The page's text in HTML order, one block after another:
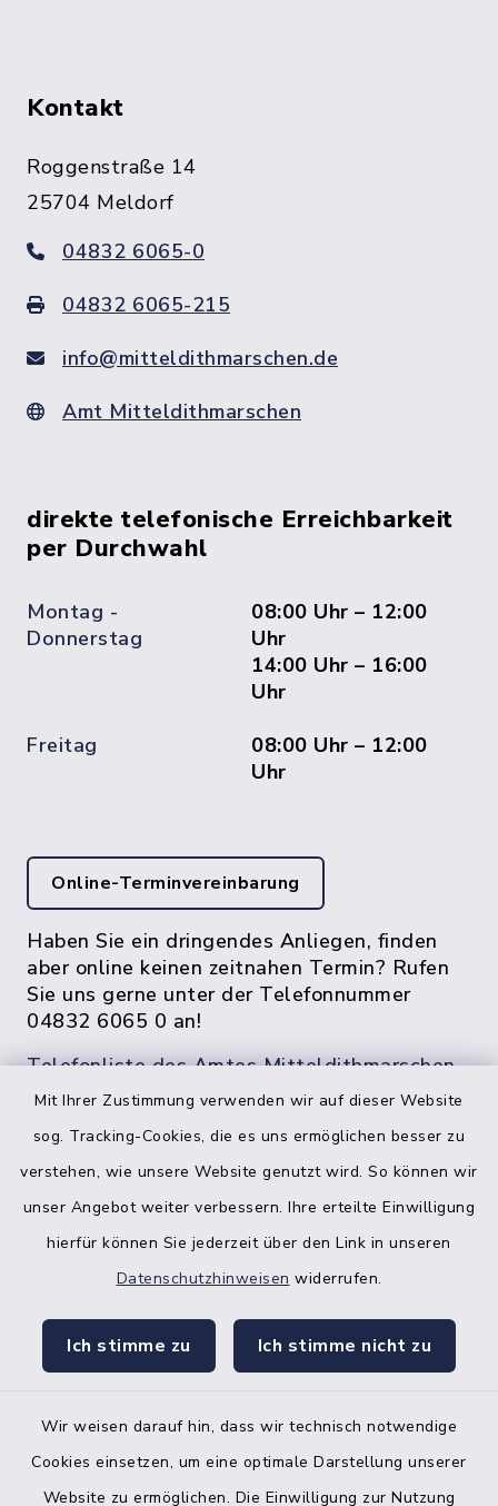
Mit Ihrer Zustimmung verwenden wir auf dieser Website
sog. Tracking-Cookies, die es uns ermöglichen besser zu
verstehen, wie unsere Website genutzt wird. So können wir
unser Angebot weiter verbessern. Ihre erteilte Einwilligung
hierfür können Sie jederzeit über den Link in unseren
Datenschutzhinweisen widerrufen.
Ich stimme zu Ich stimme nicht zu
Wir weisen darauf hin, dass wir technisch notwendige
Cookies einsetzen, um eine optimale Darstellung unserer
Website zu ermöglichen. Die Einwilligung zur Nutzung
Kontakt
Roggenstraße 14
25704 Meldorf
04832 6065-0
04832 6065-215
info@mitteldithmarschen.de
Amt Mitteldithmarschen
direkte telefonische Erreichbarkeit
per Durchwahl
Montag -
Donnerstag
08:00 Uhr – 12:00
Uhr
14:00 Uhr – 16:00
Uhr
Freitag
08:00 Uhr – 12:00
Uhr
Online-Terminvereinbarung
Haben Sie ein dringendes Anliegen, finden
aber online keinen zeitnahen Termin? Rufen
Sie uns gerne unter der Telefonnummer
04832 6065 0 an!
Telefonliste des Amtes Mitteldithmarschen
facebook
Bankverbindung der Amtskasse